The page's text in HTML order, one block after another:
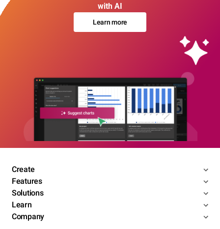
with AI
Learn more
Create
Features
Solutions
Learn
Company